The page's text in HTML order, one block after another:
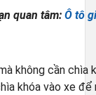
quan tâm:Ô tô
không cần chìa
khóa vào xe